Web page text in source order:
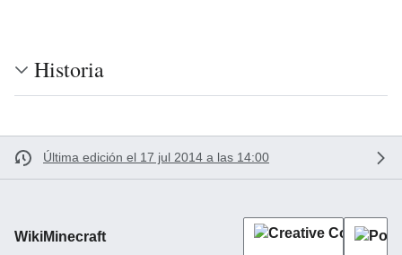
Historia
Última edición el 17 jul 2014 a las 14:00
WikiMinecraft